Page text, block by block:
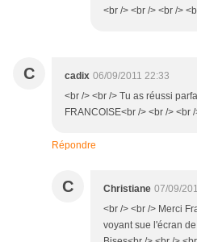
<br /> <br /> <br />
C cadix 06/09/2011 22:33
<br /> <br /> Tu as réussi
FRANCOISE<br /> <br /> <br
Répondre
C Christiane 07/09/
<br /> <br /> Merci
voyant sue l'écran